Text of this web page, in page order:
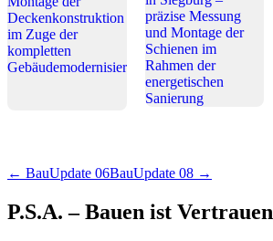
← BauUpdate 06BauUpdate 08 →
P.S.A. – Bauen ist